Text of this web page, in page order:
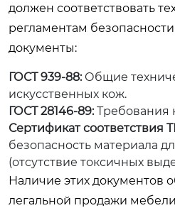
должен соответствовать
регламентам
документы:
ГОСТ 939-88:Общие
искусственных кож.
ГОСТ 28146-89:Требования
Сертификат соответствия
безопасность материала
(отсутствие токсичных
Наличие этих документов
легальной продажи